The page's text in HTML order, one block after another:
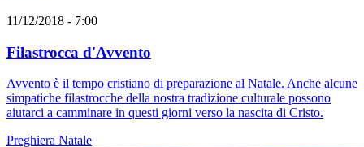
11/12/2018 - 7:00
Filastrocca d'Avvento
Avvento è il tempo cristiano di preparazione al Natale. Anche alcune
simpatiche filastrocche della nostra tradizione culturale possono
aiutarci a camminare in questi giorni verso la nascita di Cristo.
Preghiera Natale